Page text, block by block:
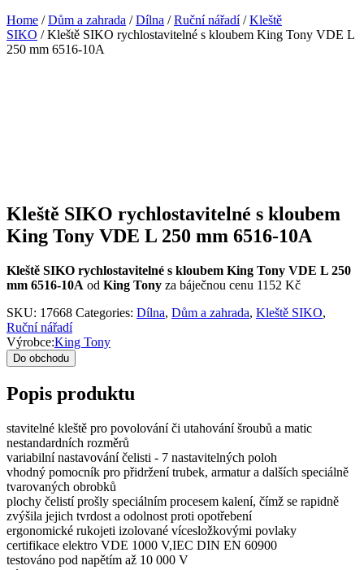
Home /Dům a zahrada /Dílna /Ruční nářadí/Kleště
SIKO / Kleště SIKO rychlostavitelné s kloubem King Tony VDE L
250 mm 6516-10A
Kleště SIKO rychlostavitelné s kloubem
King Tony VDE L 250 mm 6516-10A
Kleště SIKO rychlostavitelné s kloubem King Tony VDE L 250
mm 6516-10A od King Tony za báječnou cenu 1152 Kč
SKU: 17668 Categories: Dílna, Dům a zahrada, Kleště SIKO,
Ruční nářadí
Výrobce:King Tony
Do obchodu
Popis produktu
stavitelné kleště pro povolování či utahování šroubů a matic
nestandardních rozměrů
variabilní nastavování čelisti - 7 nastavitelných poloh
vhodný pomocník pro přidržení trubek, armatur a dalších speciálně
tvarovaných obrobků
plochy čelistí prošly speciálním procesem kalení, čímž se rapidně
zvýšila jejich tvrdost a odolnost proti opotřebení
ergonomické rukojeti izolované vícesložkovými povlaky
certifikace elektro VDE 1000 V,IEC DIN EN 60900
testováno pod napětím až 10 000 V